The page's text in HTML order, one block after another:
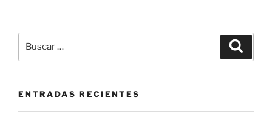
por:
ENTRADAS RECIENTES